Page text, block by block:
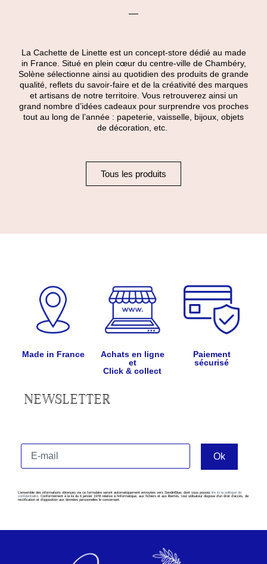
La Cachette de Linette est un concept-store dédié au made
in France. Situé en plein cœur du centre-ville de Chambéry,
Solène sélectionne ainsi au quotidien des produits de grande
qualité, reflets du savoir-faire et de la créativité des marques
et artisans de notre territoire. Vous retrouverez ainsi un
grand nombre d’idées cadeaux pour surprendre vos proches
tout au long de l’année : papeterie, vaisselle, bijoux, objets
de décoration, etc.
Tous les produits
Made in France
Achats en ligne
et
Click & collect
Paiement
sécurisé
NEWSLETTER
L’ensemble des informations obtenues via ce formulaire seront automatiquement envoyées vers SendinBlue, dont vous pouvez lire ici la politique de
confidentialité . Conformément à la loi du 6 janvier 1978 relative à l’informatique, aux fichiers et aux libertés, tout utilisateur dispose d’un droit d’accès, de
rectification et d’opposition aux données personnelles le concernant.